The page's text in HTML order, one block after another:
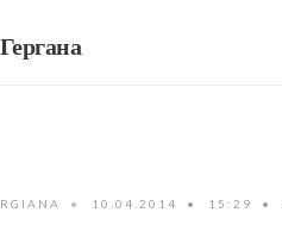
• 10.04.2014 • 15:29 •